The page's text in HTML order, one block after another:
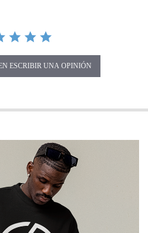
ESCRIBIR UNA OPINIÓN